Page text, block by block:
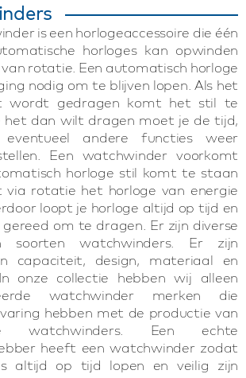
is een horlogeaccessoire die één
horloges kan opwinden
rotatie. Een automatisch horloge
nodig om te blijven lopen. Als het
wordt gedragen komt het stil te
het dan wilt dragen moet je de tijd,
andere functies weer
Een watchwinder voorkomt
horloge stil komt te staan
via rotatie het horloge van energie
loopt je horloge altijd op tijd en
om te dragen. Er zijn diverse
soorten watchwinders. Er zijn
capaciteit, design, materiaal en
onze collectie hebben wij alleen
watchwinder merken die
hebben met de productie van
watchwinders. Een echte
heeft een watchwinder zodat
altijd op tijd lopen en veilig zijn